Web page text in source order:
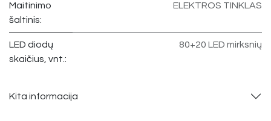
Maitinimo
šaltinis:
ELEKTROS TINKLAS
LED diodų
skaičius, vnt.:
80+20 LED mirksnių
Kita informacija